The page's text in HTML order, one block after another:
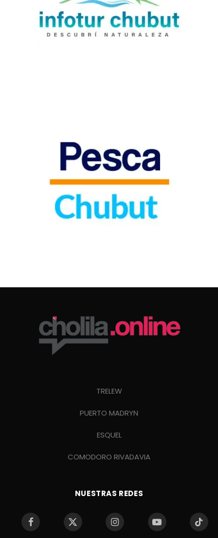
TRELEW
PUERTO MADRYN
ESQUEL
COMODORO RIVADAVIA
NUESTRAS REDES
Facebook
X
Instagram YouTube